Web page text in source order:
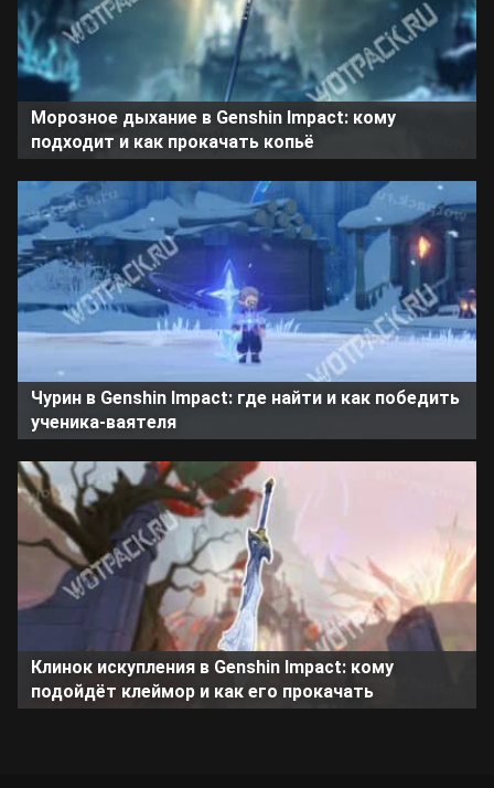
Морозное дыхание в Genshin Impact: кому
подходит и как прокачать копьё
Чурин в Genshin Impact: где найти и как победить
ученика-ваятеля
Клинок искупления в Genshin Impact: кому
подойдёт клеймор и как его прокачать